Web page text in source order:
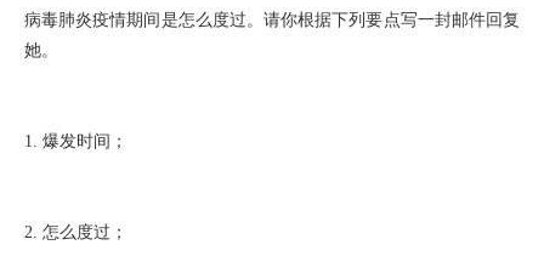
病毒肺炎疫情期间是怎么度过。请你根据下列要点写一封邮件回复
她。
1. 爆发时间；
2. 怎么度过；